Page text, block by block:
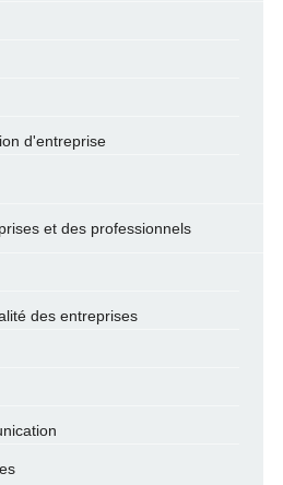
d'entreprise
et des professionnels
des entreprises